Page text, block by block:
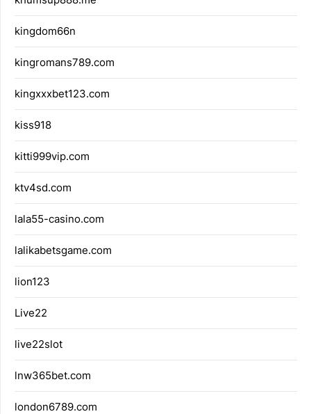
kingdom66n
kingromans789.com
kingxxxbet123.com
kiss918
kitti999vip.com
ktv4sd.com
lala55-casino.com
lalikabetsgame.com
lion123
Live22
live22slot
lnw365bet.com
london6789.com